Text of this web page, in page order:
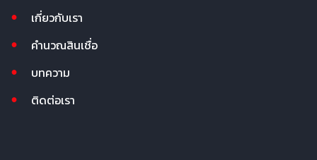
เกี่ยวกับเรา
คำนวณสินเชื่อ
บทความ
ติดต่อเรา